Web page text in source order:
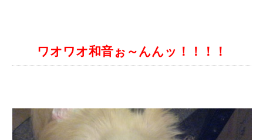
ワオワオ和音ぉ～んんッ！！！！